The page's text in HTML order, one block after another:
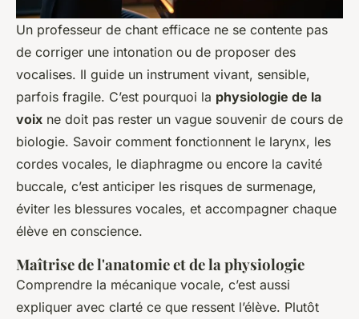
Un professeur de chant efficace ne se contente pas
de corriger une intonation ou de proposer des
vocalises. Il guide un instrument vivant, sensible,
parfois fragile. C’est pourquoi la physiologie de la
voix ne doit pas rester un vague souvenir de cours de
biologie. Savoir comment fonctionnent le larynx, les
cordes vocales, le diaphragme ou encore la cavité
buccale, c’est anticiper les risques de surmenage,
éviter les blessures vocales, et accompagner chaque
élève en conscience.
Maîtrise de l'anatomie et de la physiologie
Comprendre la mécanique vocale, c’est aussi
expliquer avec clarté ce que ressent l’élève. Plutôt